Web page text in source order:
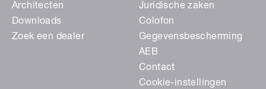
Architecten
Downloads
Zoek een dealer
Juridische zaken
Colofon
Gegevensbescherming
AEB
Contact
Cookie-instellingen